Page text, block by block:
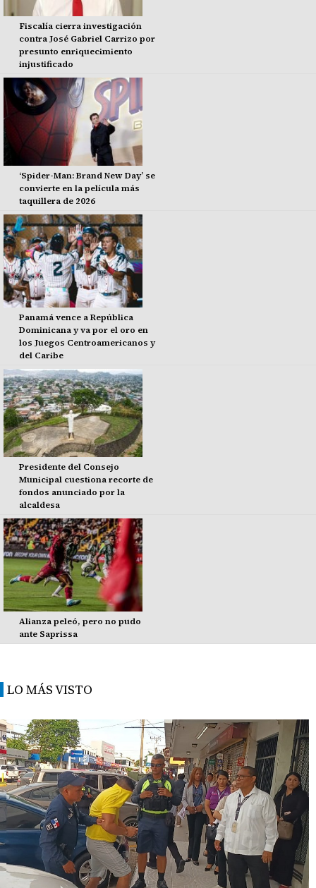
Fiscalía cierra investigación
contra José Gabriel Carrizo por
presunto enriquecimiento
injustificado
‘Spider-Man: Brand New Day’ se
convierte en la película más
taquillera de 2026
Panamá vence a República
Dominicana y va por el oro en
los Juegos Centroamericanos y
del Caribe
Presidente del Consejo
Municipal cuestiona recorte de
fondos anunciado por la
alcaldesa
Alianza peleó, pero no pudo
ante Saprissa
LO MÁS VISTO